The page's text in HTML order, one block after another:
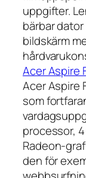
uppgifter.
bärbar
bildskärm
Acer Aspire
Acer Aspire
som
processor,
Radeon-
den för